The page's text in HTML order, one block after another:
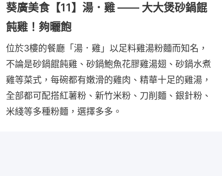
葵廣美食【11】湯．雞 —— 大大煲砂鍋餛
飩雞！夠曬飽
位於3樓的餐廳「湯．雞」以足料雞湯粉麵而知名，
不論是砂鍋餛飩雞、砂鍋鮑魚花膠雞湯翅、砂鍋水煮
雞等菜式，每碗都有嫩滑的雞肉、精華十足的雞湯，
全部都可配搭紅薯粉、新竹米粉、刀削麵、銀針粉、
米綫等多種粉麵，選擇多多。